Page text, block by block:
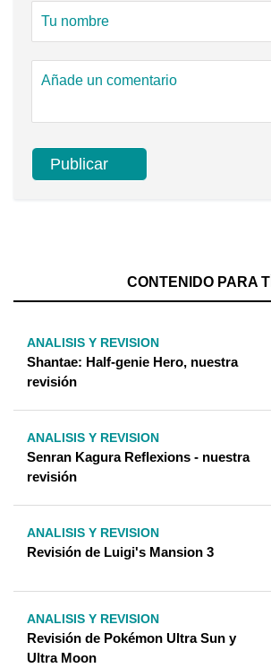
CONTENIDO PARA TÍ
ANALISIS Y REVISION
Shantae: Half-genie Hero, nuestra
revisión
ANALISIS Y REVISION
Senran Kagura Reflexions - nuestra
revisión
ANALISIS Y REVISION
Revisión de Luigi's Mansion 3
ANALISIS Y REVISION
Revisión de Pokémon Ultra Sun y
Ultra Moon